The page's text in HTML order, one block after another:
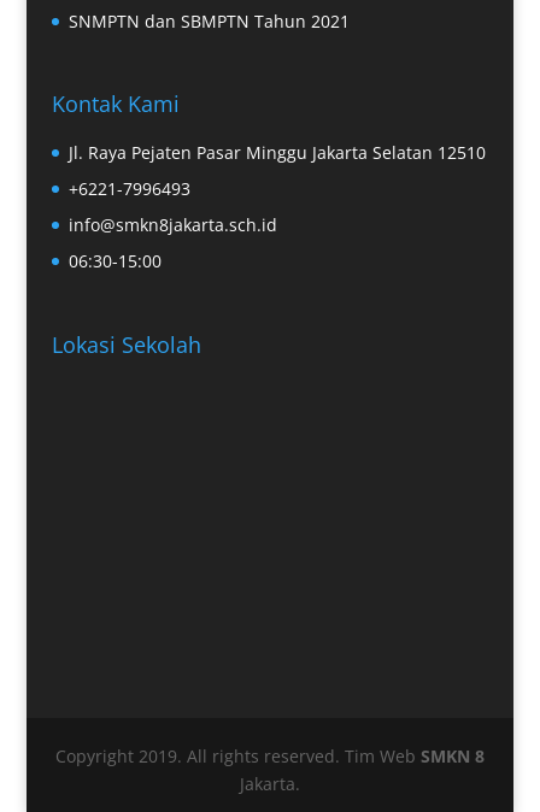
SNMPTN dan SBMPTN Tahun 2021
Kontak Kami
Jl. Raya Pejaten Pasar Minggu Jakarta Selatan 12510
+6221-7996493
info@smkn8jakarta.sch.id
06:30-15:00
Lokasi Sekolah
Copyright 2019. All rights reserved. Tim Web SMKN 8
Jakarta.